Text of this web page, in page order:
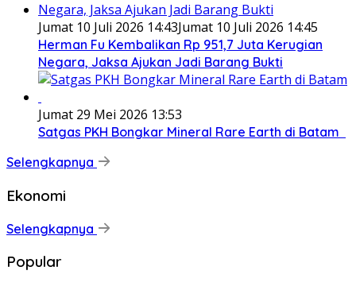
Jumat 10 Juli 2026 14:43Jumat 10 Juli 2026 14:45
Herman Fu Kembalikan Rp 951,7 Juta Kerugian
Negara, Jaksa Ajukan Jadi Barang Bukti
Jumat 29 Mei 2026 13:53
Satgas PKH Bongkar Mineral Rare Earth di Batam
Selengkapnya
Ekonomi
Selengkapnya
Popular